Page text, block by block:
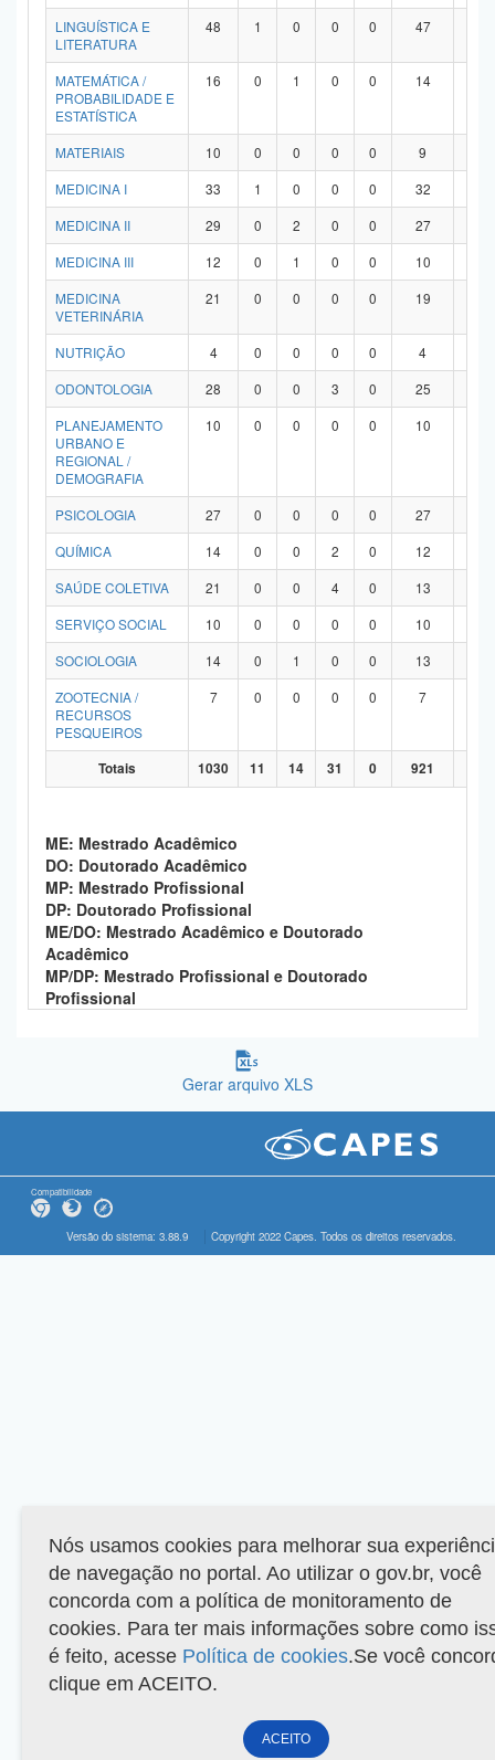
LINGUÍSTICA E
LITERATURA
48 1 0 0 0 47
MATEMÁTICA /
PROBABILIDADE E
ESTATÍSTICA
16 0 1 0 0 14
MATERIAIS 10 0 0 0 0 9
MEDICINA I
33 1 0 0 0 32
MEDICINA II
29 0 2 0 0 27
MEDICINA III
12 0 1 0 0 10
MEDICINA
VETERINÁRIA
21 0 0 0 0 19
NUTRIÇÃO 4 0 0 0 0 4
ODONTOLOGIA
28 0 0 3 0 25
PLANEJAMENTO
URBANO E
REGIONAL /
DEMOGRAFIA
10 0 0 0 0 10
PSICOLOGIA 27 0 0 0 0 27
QUÍMICA
14 0 0 2 0 12
SAÚDE COLETIVA
21 0 0 4 0 13
SERVIÇO SOCIAL
10 0 0 0 0 10
SOCIOLOGIA
14 0 1 0 0 13
ZOOTECNIA /
RECURSOS
PESQUEIROS
7 0 0 0 0 7
Totais 1030 11 14 31 0 921
ME: Mestrado Acadêmico
DO: Doutorado Acadêmico
MP: Mestrado Profissional
DP: Doutorado Profissional
ME/DO: Mestrado Acadêmico e Doutorado
Acadêmico
MP/DP: Mestrado Profissional e Doutorado
Profissional
Gerar arquivo XLS
Compatibilidade
Versão do sistema: 3.88.9 Copyright 2022 Capes. Todos os direitos reservados.
Nós usamos cookies para melhorar sua
de navegação no portal. Ao utilizar o gov.br, você
concorda com a política de monitoramento de
cookies. Para ter mais informações sobre como
é feito, acesse Política de cookies.Se você
clique em ACEITO.
ACEITO